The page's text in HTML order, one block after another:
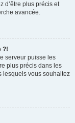
d’être plus précis et
avancée.
?!
serveur puisse les
plus précis dans les
lesquels vous souhaitez